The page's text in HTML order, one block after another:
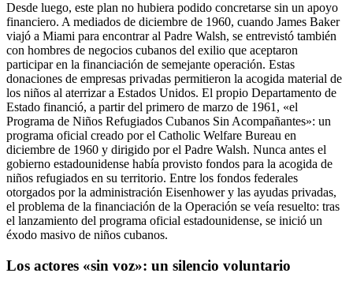
Desde luego, este plan no hubiera podido concretarse sin un apoyo
financiero. A mediados de diciembre de 1960, cuando James Baker
viajó a Miami para encontrar al Padre Walsh, se entrevistó también
con hombres de negocios cubanos del exilio que aceptaron
participar en la financiación de semejante operación. Estas
donaciones de empresas privadas permitieron la acogida material de
los niños al aterrizar a Estados Unidos. El propio Departamento de
Estado financió, a partir del primero de marzo de 1961, «el
Programa de Niños Refugiados Cubanos Sin Acompañantes»: un
programa oficial creado por el Catholic Welfare Bureau en
diciembre de 1960 y dirigido por el Padre Walsh. Nunca antes el
gobierno estadounidense había provisto fondos para la acogida de
niños refugiados en su territorio. Entre los fondos federales
otorgados por la administración Eisenhower y las ayudas privadas,
el problema de la financiación de la Operación se veía resuelto: tras
el lanzamiento del programa oficial estadounidense, se inició un
éxodo masivo de niños cubanos.
Los actores «sin voz»: un silencio voluntario